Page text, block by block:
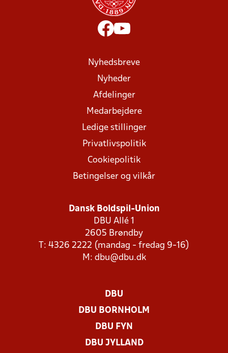
Nyhedsbreve
Nyheder
Afdelinger
Medarbejdere
Ledige stillinger
Privatlivspolitik
Cookiepolitik
Betingelser og vilkår
Dansk Boldspil-Union
DBU Allé 1
2605 Brøndby
T: 4326 2222 (mandag - fredag 9-16)
M: dbu@dbu.dk
DBU
DBU BORNHOLM
DBU FYN
DBU JYLLAND